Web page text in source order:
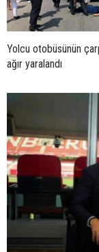
Yolcu otobüsünün
ağır yaralandı